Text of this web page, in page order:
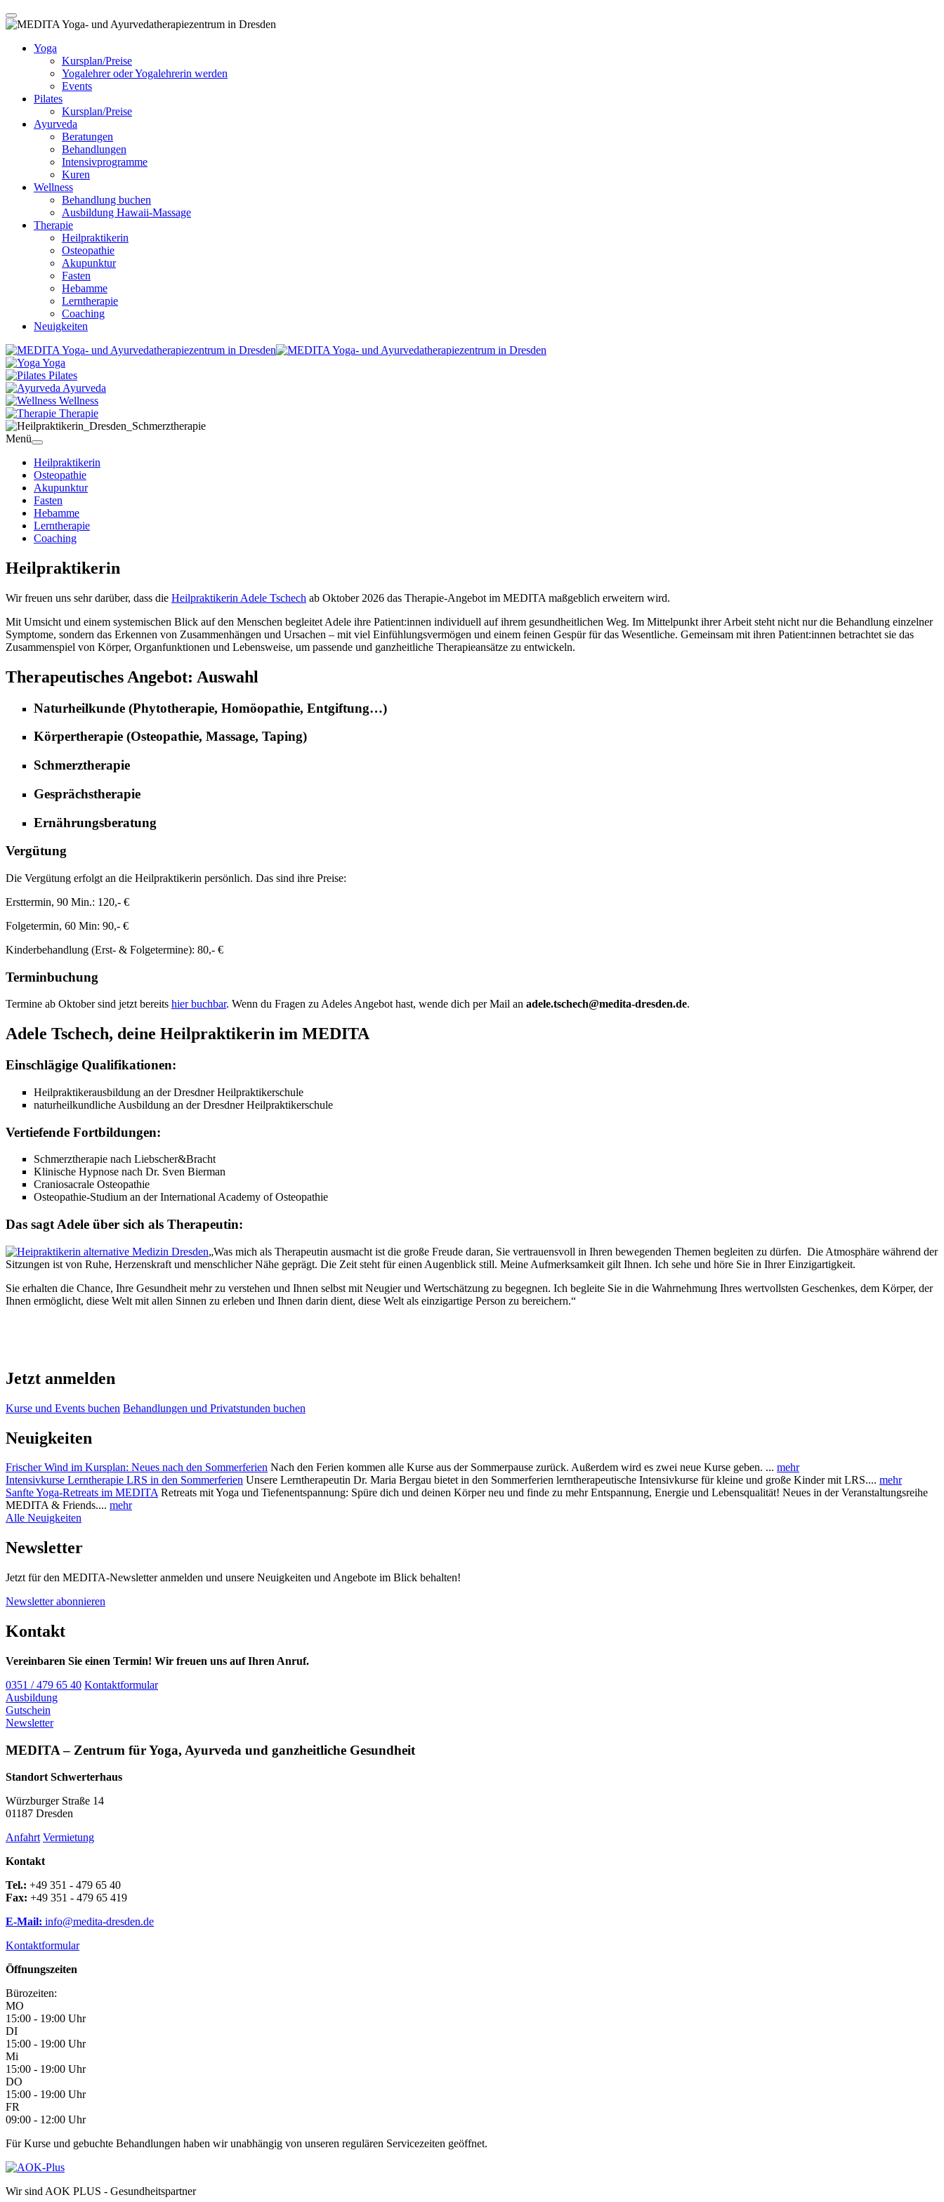
Yoga
Kursplan/Preise
Yogalehrer oder Yogalehrerin werden
Events
Pilates
Kursplan/Preise
Ayurveda
Beratungen
Behandlungen
Intensivprogramme
Kuren
Wellness
Behandlung buchen
Ausbildung Hawaii-Massage
Therapie
Heilpraktikerin
Osteopathie
Akupunktur
Fasten
Hebamme
Lerntherapie
Coaching
Neuigkeiten
Yoga
Pilates
Ayurveda
Wellness
Therapie
Menü
Heilpraktikerin
Osteopathie
Akupunktur
Fasten
Hebamme
Lerntherapie
Coaching
Heilpraktikerin
Wir freuen uns sehr darüber, dass die Heilpraktikerin Adele Tschech ab Oktober 2026 das Therapie-Angebot im MEDITA maßgeblich erweitern wird.
Mit Umsicht und einem systemischen Blick auf den Menschen begleitet Adele ihre Patient:innen individuell auf ihrem gesundheitlichen Weg. Im Mittelpunkt ihrer Arbeit steht nicht nur die Behandlung einzelner
Symptome, sondern das Erkennen von Zusammenhängen und Ursachen – mit viel Einfühlungsvermögen und einem feinen Gespür für das Wesentliche. Gemeinsam mit ihren Patient:innen betrachtet sie das
Zusammenspiel von Körper, Organfunktionen und Lebensweise, um passende und ganzheitliche Therapieansätze zu entwickeln.
Therapeutisches Angebot: Auswahl
Naturheilkunde (Phytotherapie, Homöopathie, Entgiftung…)
Körpertherapie (Osteopathie, Massage, Taping)
Schmerztherapie
Gesprächstherapie
Ernährungsberatung
Vergütung
Die Vergütung erfolgt an die Heilpraktikerin persönlich. Das sind ihre Preise:
Ersttermin, 90 Min.: 120,- €
Folgetermin, 60 Min: 90,- €
Kinderbehandlung (Erst- & Folgetermine): 80,- €
Terminbuchung
Termine ab Oktober sind jetzt bereits hier buchbar. Wenn du Fragen zu Adeles Angebot hast, wende dich per Mail an adele.tschech@medita-dresden.de.
Adele Tschech, deine Heilpraktikerin im MEDITA
Einschlägige Qualifikationen:
Heilpraktikerausbildung an der Dresdner Heilpraktikerschule
naturheilkundliche Ausbildung an der Dresdner Heilpraktikerschule
Vertiefende Fortbildungen:
Schmerztherapie nach Liebscher&Bracht
Klinische Hypnose nach Dr. Sven Bierman
Craniosacrale Osteopathie
Osteopathie-Studium an der International Academy of Osteopathie
Das sagt Adele über sich als Therapeutin:
„Was mich als Therapeutin ausmacht ist die große Freude daran, Sie vertrauensvoll in Ihren bewegenden Themen begleiten zu dürfen. Die Atmosphäre während der
Sitzungen ist von Ruhe, Herzenskraft und menschlicher Nähe geprägt. Die Zeit steht für einen Augenblick still. Meine Aufmerksamkeit gilt Ihnen. Ich sehe und höre Sie in Ihrer Einzigartigkeit.
Sie erhalten die Chance, Ihre Gesundheit mehr zu verstehen und Ihnen selbst mit Neugier und Wertschätzung zu begegnen. Ich begleite Sie in die Wahrnehmung Ihres wertvollsten Geschenkes, dem Körper, der
Ihnen ermöglicht, diese Welt mit allen Sinnen zu erleben und Ihnen darin dient, diese Welt als einzigartige Person zu bereichern.“
Jetzt anmelden
Kurse und Events buchen Behandlungen und Privatstunden buchen
Neuigkeiten
Frischer Wind im Kursplan: Neues nach den Sommerferien Nach den Ferien kommen alle Kurse aus der Sommerpause zurück. Außerdem wird es zwei neue Kurse geben. ... mehr
Intensivkurse Lerntherapie LRS in den Sommerferien Unsere Lerntherapeutin Dr. Maria Bergau bietet in den Sommerferien lerntherapeutische Intensivkurse für kleine und große Kinder mit LRS.... mehr
Sanfte Yoga-Retreats im MEDITARetreats mit Yoga und Tiefenentspannung: Spüre dich und deinen Körper neu und finde zu mehr Entspannung, Energie und Lebensqualität! Neues in der Veranstaltungsreihe
MEDITA & Friends.... mehr
Alle Neuigkeiten
Newsletter
Jetzt für den MEDITA-Newsletter anmelden und unsere Neuigkeiten und Angebote im Blick behalten!
Newsletter abonnieren
Kontakt
Vereinbaren Sie einen Termin! Wir freuen uns auf Ihren Anruf.
0351 / 479 65 40 Kontaktformular
Ausbildung
Gutschein
Newsletter
MEDITA – Zentrum für Yoga, Ayurveda und ganzheitliche Gesundheit
Standort Schwerterhaus
Würzburger Straße 14
01187 Dresden
Anfahrt Vermietung
Kontakt
Tel.: +49 351 - 479 65 40
Fax: +49 351 - 479 65 419
E-Mail: info@medita-dresden.de
Kontaktformular
Öffnungszeiten
Bürozeiten:
MO
15:00 - 19:00 Uhr
DI
15:00 - 19:00 Uhr
Mi
15:00 - 19:00 Uhr
DO
15:00 - 19:00 Uhr
FR
09:00 - 12:00 Uhr
Für Kurse und gebuchte Behandlungen haben wir unabhängig von unseren regulären Servicezeiten geöffnet.
Wir sind AOK PLUS - Gesundheitspartner